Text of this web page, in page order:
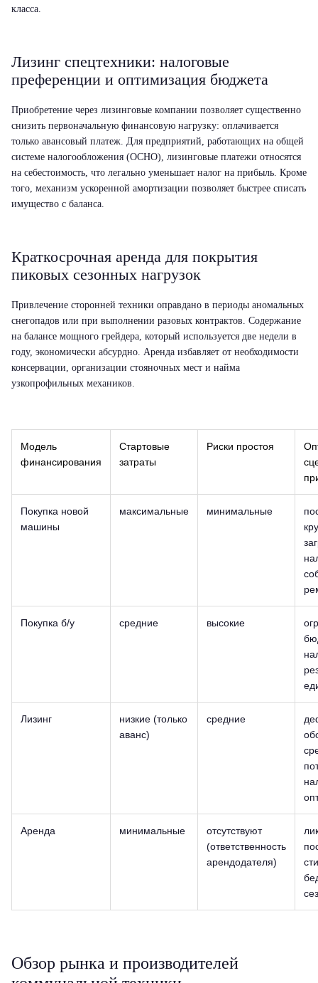
класса.
Лизинг спецтехники: налоговые
преференции и оптимизация бюджета
Приобретение через лизинговые компании позволяет существенно
снизить первоначальную финансовую нагрузку: оплачивается
только авансовый платеж. Для предприятий, работающих на общей
системе налогообложения (ОСНО), лизинговые платежи относятся
на себестоимость, что легально уменьшает налог на прибыль. Кроме
того, механизм ускоренной амортизации позволяет быстрее списать
имущество с баланса.
Краткосрочная аренда для покрытия
пиковых сезонных нагрузок
Привлечение сторонней техники оправдано в периоды аномальных
снегопадов или при выполнении разовых контрактов. Содержание
на балансе мощного грейдера, который используется две недели в
году, экономически абсурдно. Аренда избавляет от необходимости
консервации, организации стояночных мест и найма
узкопрофильных механиков.
Модель
финансирования
Стартовые
затраты
Риски простоя
Покупка новой
машины
максимальные минимальные
Покупка б/у средние высокие
Лизинг
низкие (только
аванс)
средние
Аренда минимальные
отсутствуют
(ответственность
арендодателя)
Обзор рынка и производителей